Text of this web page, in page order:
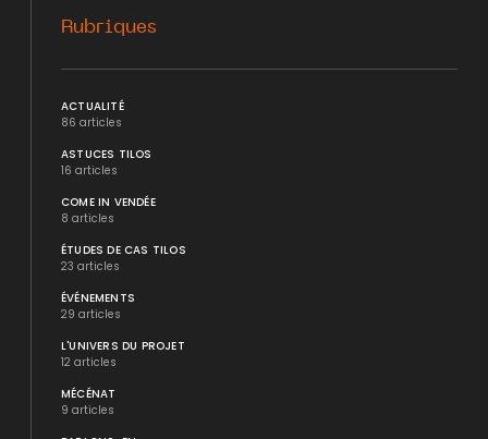
Rubriques
ACTUALITÉ
86 articles
ASTUCES TILOS
16 articles
COME IN VENDÉE
8 articles
ÉTUDES DE CAS TILOS
23 articles
ÉVÉNEMENTS
29 articles
L'UNIVERS DU PROJET
12 articles
MÉCÉNAT
9 articles